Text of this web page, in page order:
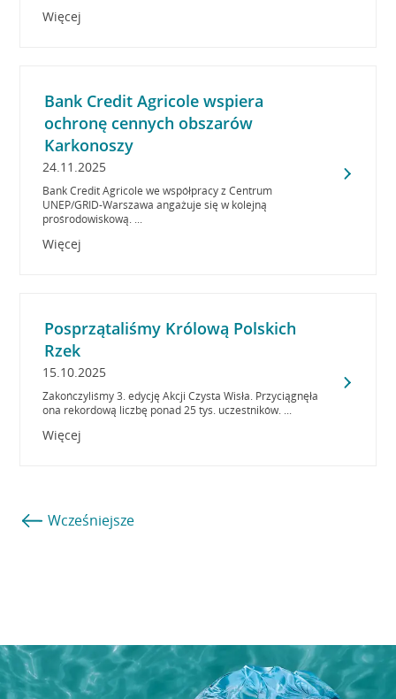
Więcej
Bank Credit Agricole wspiera
ochronę cennych obszarów
Karkonoszy
24.11.2025
Bank Credit Agricole we współpracy z Centrum
UNEP/GRID-Warszawa angażuje się w kolejną
prośrodowiskową. ...
Więcej
Posprzątaliśmy Królową Polskich
Rzek
15.10.2025
Zakończyliśmy 3. edycję Akcji Czysta Wisła. Przyciągnęła
ona rekordową liczbę ponad 25 tys. uczestników. ...
Więcej
Wcześniejsze